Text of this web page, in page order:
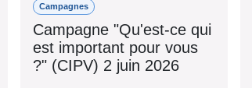
Campagnes
Campagne "Qu'est-ce
qui est important pour
vous ?" (CIPV) 2 juin